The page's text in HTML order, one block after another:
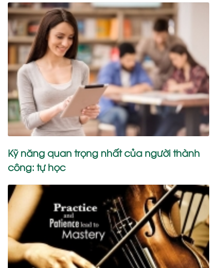
Kỹ năng quan trọng nhất của người thành
công: tự học